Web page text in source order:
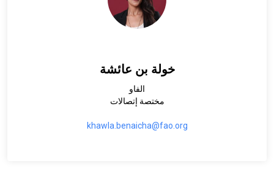
خولة بن عائشة
الفاو
مختصة إتصالات
khawla.benaicha@fao.org